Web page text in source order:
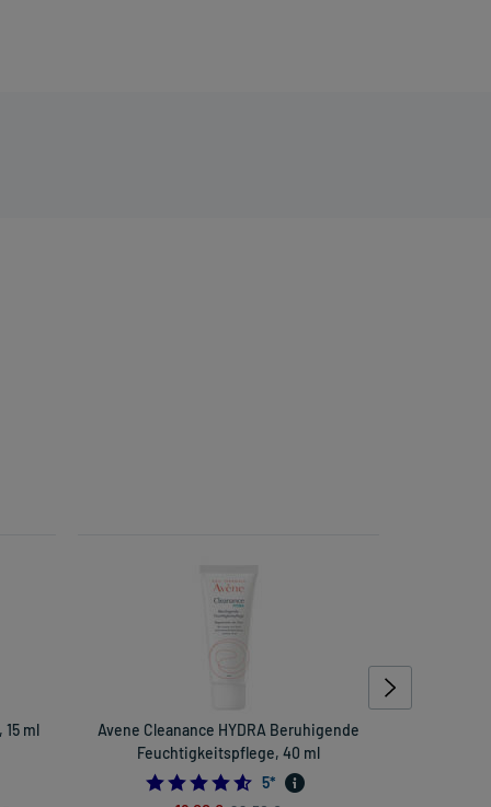
ml
Avene Cleanance HYDRA Beruhigende
Feuchtigkeitspflege, 40 ml
4.6
5*